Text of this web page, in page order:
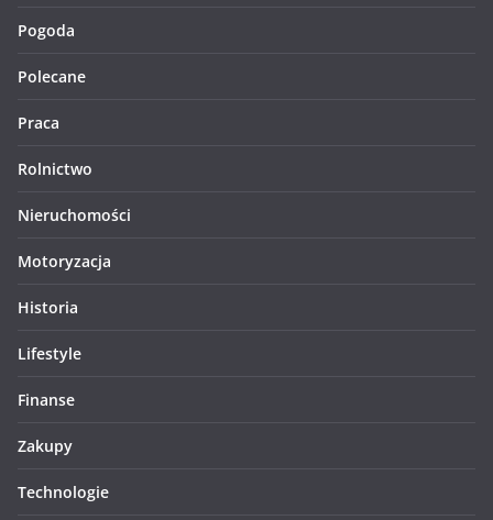
Pogoda
Polecane
Praca
Rolnictwo
Nieruchomości
Motoryzacja
Historia
Lifestyle
Finanse
Zakupy
Technologie